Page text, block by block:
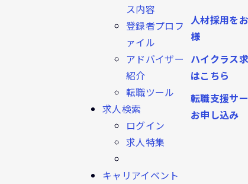
ス内容
登録者プロフ
ァイル
アドバイザー
紹介
転職ツール
求人検索
ログイン
求人特集
キャリアイベント
人材採用を
様
ハイクラス
はこちら
転職支援サ
お申し込み